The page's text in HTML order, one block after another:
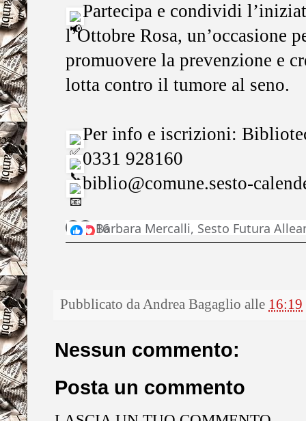
Partecipa e condividi
l’Ottobre Rosa, un’occasione
promuovere la prevenzione e
lotta contro il tumore al seno.
Per info e iscrizioni:
0331 928160
biblio@comune.sesto-
T
u
l
e
z
o
16
Barbara Mercalli, Sesto Futura
Pubblicato daAndrea Bagaglio alle 16:19
Nessun commento:
Posta un commento